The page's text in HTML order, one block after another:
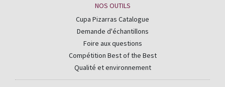
NOS OUTILS
Cupa Pizarras Catalogue
Demande d'échantillons
Foire aux questions
Compétition Best of the Best
Qualité et environnement